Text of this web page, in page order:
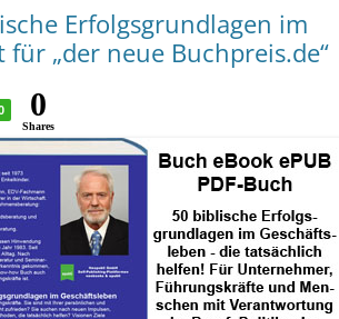
Erfolgsgrundlagen im
„der neue Buchpreis.de“
0
Shares